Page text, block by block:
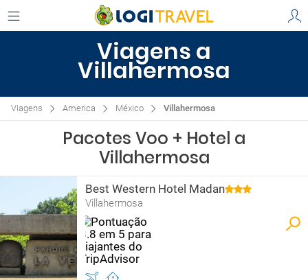
Viagens a
Villahermosa
Viagens America México Villahermosa
Pacotes Voo + Hotel a
Villahermosa
Best Western Hotel Madan
Villahermosa